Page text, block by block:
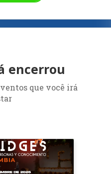
encerrou
que você irá